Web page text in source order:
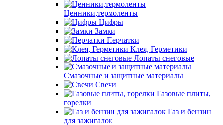
Ценники,термоленты
Цифры
Замки
Перчатки
Клея, Герметики
Лопаты снеговые
Смазочные и защитные материалы
Свечи
Газовые плиты,
горелки
Газ и бензин
для зажигалок